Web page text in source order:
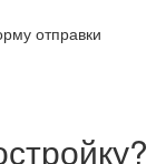
отправки